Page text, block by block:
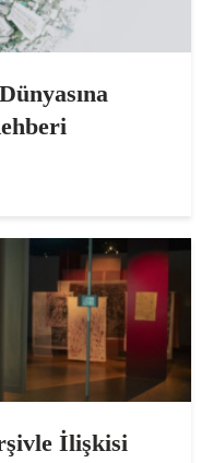
İlişkisi